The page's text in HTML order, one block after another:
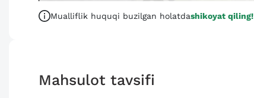
Mualliflik huquqi buzilgan holatdashikoyat qiling!
Mahsulot tavsifi